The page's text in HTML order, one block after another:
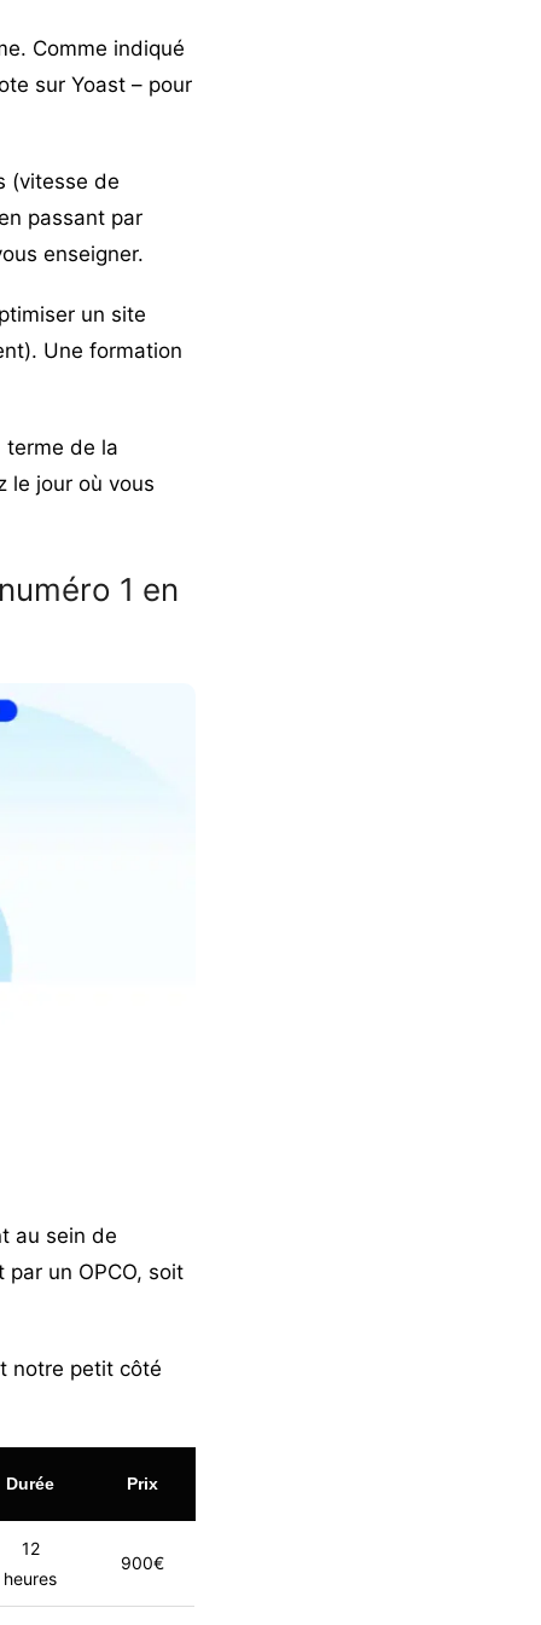
Comme indiqué
sur Yoast – pour
(vitesse de
passant par
enseigner.
un site
Une formation
terme de la
le jour où vous
1 en
au sein de
un OPCO, soit
notre petit côté
Durée Prix
12
heures
900€